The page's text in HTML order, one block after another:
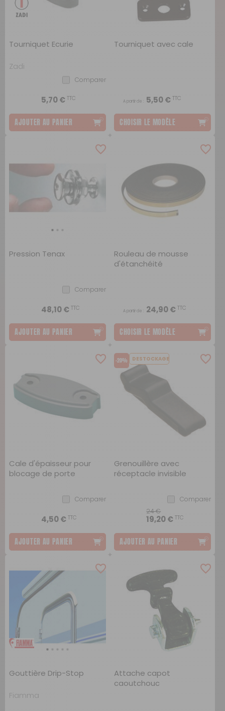
Tourniquet Ecurie
Zadi
Comparer
5,70 €TTC
AJOUTER AU PANIER
Tourniquet avec cale
A partir de : 5,50 €TTC
CHOISIR LE MODÈLE
Pression Tenax
Comparer
48,10 €TTC
AJOUTER AU PANIER
Rouleau de mousse
d'étanchéité
A partir de : 24,90 €TTC
CHOISIR LE MODÈLE
Cale d'épaisseur pour
blocage de porte
Comparer
4,50 €TTC
AJOUTER AU PANIER
-20% DESTOCKAGE
Grenouillère avec
réceptacle invisible
Comparer
24 €
19,20 €TTC
AJOUTER AU PANIER
Gouttière Drip-Stop
Fiamma
Attache capot
caoutchouc